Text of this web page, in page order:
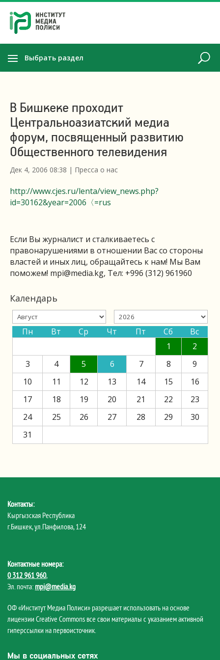
Выбрать раздел
В Бишкеке проходит
Центральноазиатский медиа
форум, посвященный развитию
Общественного телевидения
Дек 4, 2006 08:38 | Пресса о нас
http://www.cjes.ru/lenta/view_news.php?
id=30162&year=2006〈=rus
Если Вы журналист и сталкиваетесь с
правонарушениями в отношении Вас со стороны
властей и иных лиц, обращайтесь к нам! Мы Вам
поможем! mpi@media.kg, Тел: +996 (312) 961960
Календарь
Пн Вт Ср Чт Пт Сб
Вс
1
2
3
4 5 6 7 8
9
10
11 12 13 14 15
16
17
18 19 20 21 22
23
24
25 26 27 28 29
30
31
Контакты:
Кыргызская Республика
г.Бишкек, ул.Панфилова, 124
Контактные номера:
0 312 961 960,
Эл. почта: mpi@media.kg
ОФ «Институт Медиа Полиси» разрешает использовать на основе
лицензии Creative Commons все свои материалы с указанием активной
гиперссылки на первоисточник.
Мы в социальных сетях